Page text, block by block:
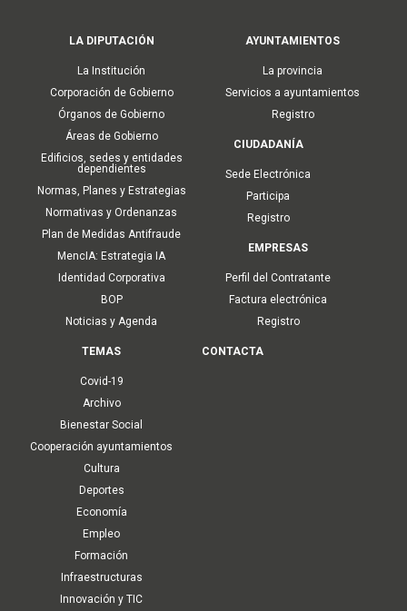
navigation
LA DIPUTACIÓN
La Institución
Corporación de Gobierno
Órganos de Gobierno
Áreas de Gobierno
Edificios, sedes y entidades
dependientes
Normas, Planes y Estrategias
Normativas y Ordenanzas
Plan de Medidas Antifraude
MencIA: Estrategia IA
Identidad Corporativa
BOP
Noticias y Agenda
AYUNTAMIENTOS
La provincia
Servicios a ayuntamientos
Registro
CIUDADANÍA
Sede Electrónica
Participa
Registro
EMPRESAS
Perfil del Contratante
Factura electrónica
Registro
TEMAS
Covid-19
Archivo
Bienestar Social
Cooperación ayuntamientos
Cultura
Deportes
Economía
Empleo
Formación
Infraestructuras
Innovación y TIC
CONTACTA